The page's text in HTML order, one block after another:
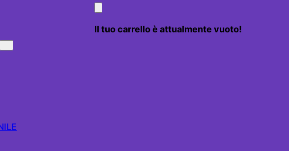
Il tuo carrello è attualmente vuoto!